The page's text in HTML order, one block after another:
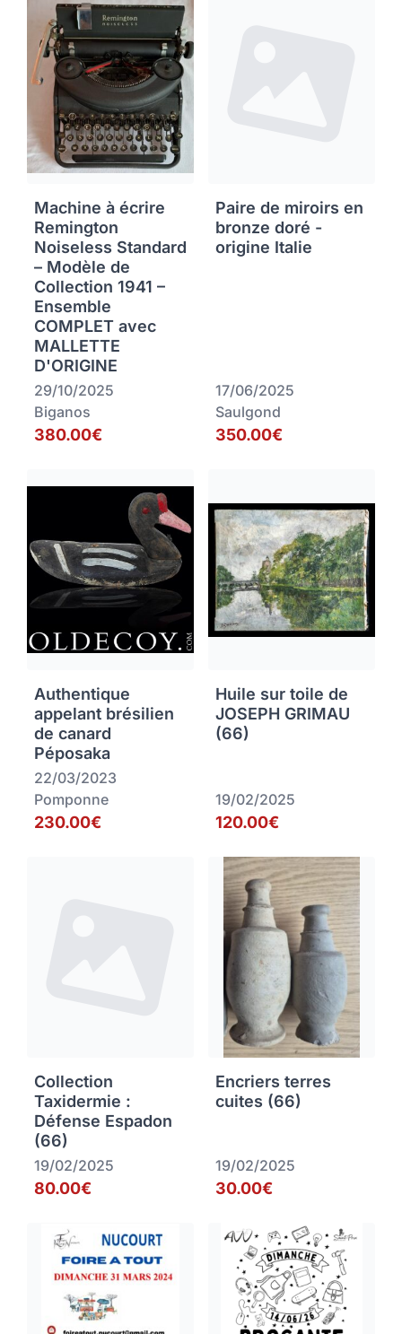
Machine à écrire
Remington
Noiseless Standard
– Modèle de
Collection 1941 –
Ensemble
COMPLET avec
MALLETTE
D'ORIGINE
29/10/2025
Biganos
380.00€
Paire de miroirs en
bronze doré -
origine Italie
17/06/2025
Saulgond
350.00€
Authentique
appelant brésilien
de canard
Péposaka
22/03/2023
Pomponne
230.00€
Huile sur toile de
JOSEPH GRIMAU
(66)
19/02/2025
120.00€
Collection
Taxidermie :
Défense Espadon
(66)
19/02/2025
80.00€
Encriers terres
cuites (66)
19/02/2025
30.00€